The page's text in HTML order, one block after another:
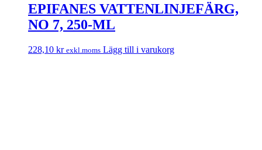
EPIFANES VATTENLINJEFÄRG,
NO 7, 250-ML
228,10 kr exkl.moms Lägg till i varukorg